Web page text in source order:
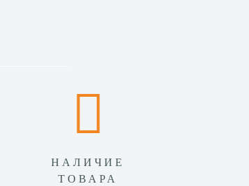
НАЛИЧИЕ
ТОВАРА